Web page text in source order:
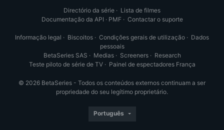
Directório da série · Lista de filmes
Documentação da API · PMF· Contactar o suporte
Informação legal · Biscoitos · Condições gerais de utilização · Dados
pessoais
BetaSeries SAS · Medias· Screeners· Research
Teste piloto de série de TV· Painel de espectadores França
© 2026 BetaSeries - Todos os conteúdos externos continuam a ser
propriedade do seu legítimo proprietário.
Português